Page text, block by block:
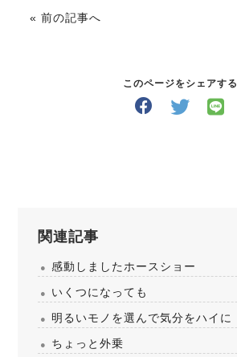
« 前の記事へ
このページをシェアする
関連記事
感動しましたホースショー
いくつになっても
明るいモノを選んで気分をハイに
ちょっと外乗